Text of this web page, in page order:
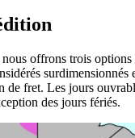
offrons trois
surdimensionnés
de fret. Les jours
des jours fériés.